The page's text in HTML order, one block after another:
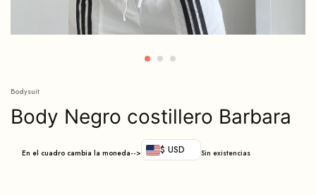
Bodysuit
Body Negro costillero Barbara
En el cuadro cambia la moneda--> $ USD Sin existencias